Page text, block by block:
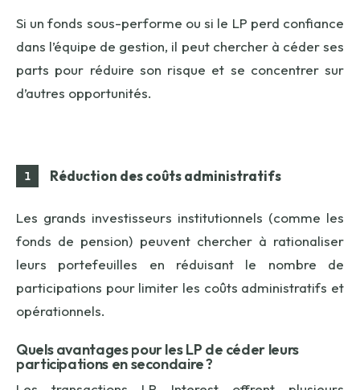
Si un fonds sous-performe ou si le LP perd confiance
dans l’équipe de gestion, il peut chercher à céder ses
parts pour réduire son risque et se concentrer sur
d’autres opportunités.
Réduction des coûts administratifs
Les grands investisseurs institutionnels (comme les
fonds de pension) peuvent chercher à rationaliser
leurs portefeuilles en réduisant le nombre de
participations pour limiter les coûts administratifs et
opérationnels.
Quels avantages pour les LP de céder leurs
participations en secondaire ?